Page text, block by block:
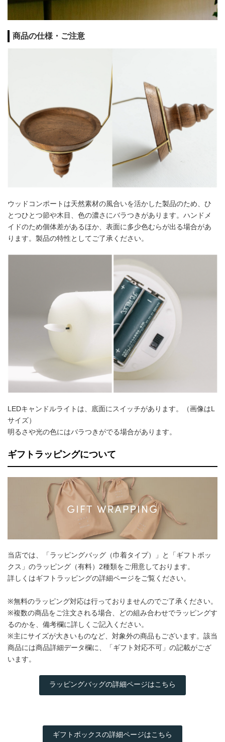
商品の仕様・ご注意
ウッドコンポートは天然素材の風合いを活かした製品のため、ひ
とつひとつ節や木目、色の濃さにバラつきがあります。ハンドメ
イドのため個体差があるほか、表面に多少色むらが出る場合があ
ります。製品の特性としてご了承ください。
LEDキャンドルライトは、底面にスイッチがあります。（画像はL
サイズ）
明るさや光の色にはバラつきがでる場合があります。
ギフトラッピングについて
当店では、「ラッピングバッグ（巾着タイプ）」と「ギフトボッ
クス」のラッピング（有料）2種類をご用意しております。
詳しくはギフトラッピングの詳細ページをご覧ください。
※無料のラッピング対応は行っておりませんのでご了承ください。
※複数の商品をご注文される場合、どの組み合わせでラッピングす
るのかを、備考欄に詳しくご記入ください。
※主にサイズが大きいものなど、対象外の商品もございます。該当
商品には商品詳細データ欄に、「ギフト対応不可」の記載がござ
います。
ラッピングバッグの詳細ページはこちら
ギフトボックスの詳細ページはこちら